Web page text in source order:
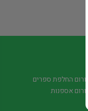
פורום החלפת ספרים
פורום אספנות